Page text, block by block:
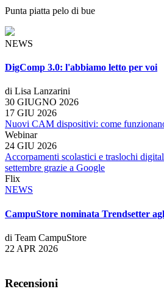
Punta piatta pelo di bue
NEWS
DigComp 3.0: l'abbiamo letto per voi
di Lisa Lanzarini
30 GIUGNO 2026
17 GIU 2026
Nuovi CAM dispositivi: come
Webinar
24 GIU 2026
Accorpamenti scolastici e traslochi
settembre grazie a Google
Flix
NEWS
CampuStore nominata Trendsetter
di Team CampuStore
22 APR 2026
Recensioni